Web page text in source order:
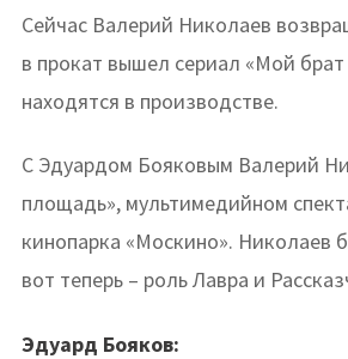
Сейчас Валерий Николаев
в прокат вышел сериал «Мой
находятся в производстве.
С Эдуардом Бояковым Валерий
площадь», мультимедийном
кинопарка «Москино». Николаев
вот теперь – роль Лавра и
Эдуард Бояков: